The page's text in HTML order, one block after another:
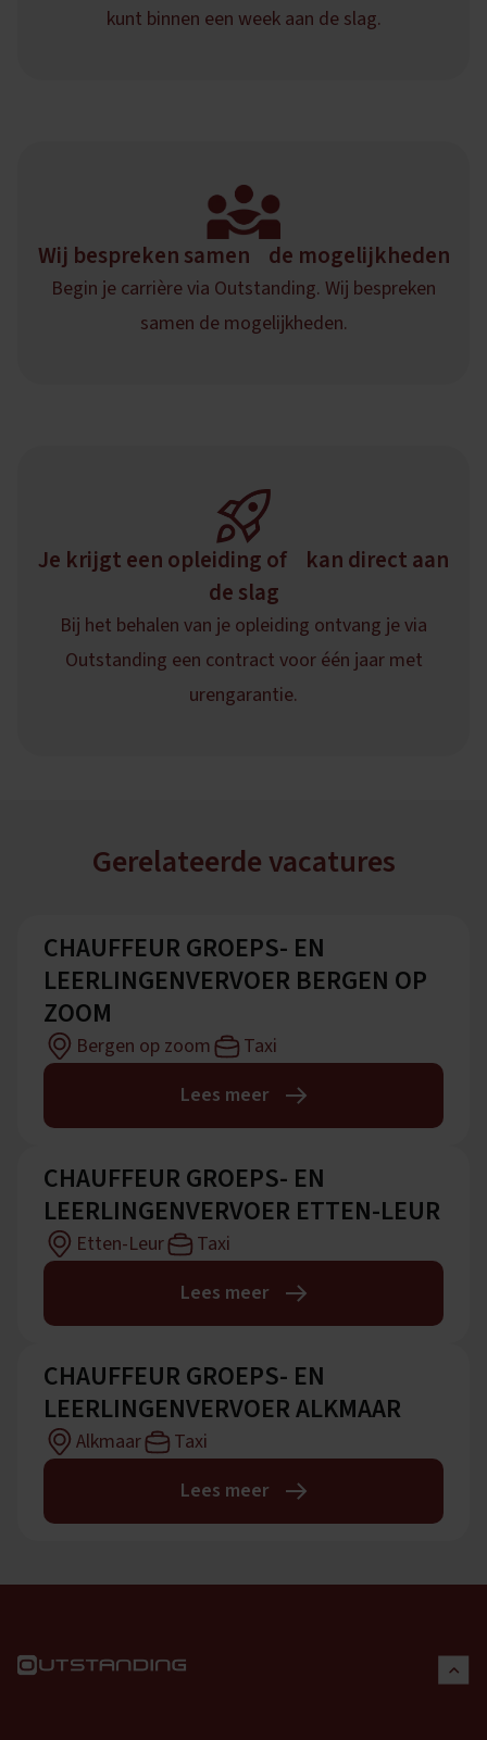
kunt binnen een week aan de slag.
Wij bespreken samen de mogelijkheden
Begin je carrière via Outstanding. Wij bespreken
samen de mogelijkheden.
Je krijgt een opleiding of kan direct aan
de slag
Bij het behalen van je opleiding ontvang je via
Outstanding een contract voor één jaar met
urengarantie.
Gerelateerde vacatures
CHAUFFEUR GROEPS- EN
LEERLINGENVERVOER BERGEN OP
ZOOM
Bergen op zoom
Taxi
Lees meer
CHAUFFEUR GROEPS- EN
LEERLINGENVERVOER ETTEN-LEUR
Etten-Leur
Taxi
Lees meer
CHAUFFEUR GROEPS- EN
LEERLINGENVERVOER ALKMAAR
Alkmaar
Taxi
Lees meer